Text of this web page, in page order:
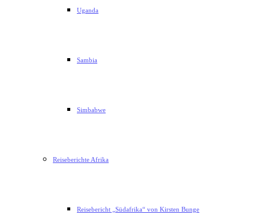
Uganda
Sambia
Simbabwe
Reiseberichte Afrika
Reisebericht „Südafrika“ von Kirsten Bunge